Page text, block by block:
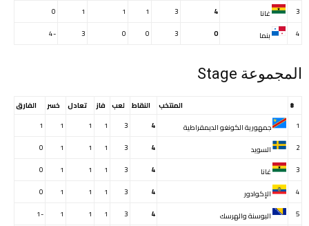
3
غانا 4
3
1
1
1
0
4
بنما 0
3
0
0
3
-4
المجموعة Stage
# المنتخب النقاط لعب فاز تعادل خسر
الفارق
1
جمهورية الكونغو الديمقراطية 4
3
1
1
1
1
2
السويد 4
3
1
1
1
0
3
غانا 4
3
1
1
1
0
4
الإكوادور 4
3
1
1
1
0
5
البوسنة والهرسك 4
3
1
1
1
-1